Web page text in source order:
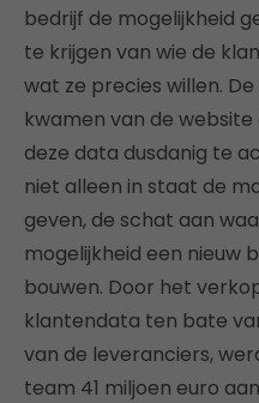
bedrijf de mogelijkheid
te krijgen van wie de
wat ze precies willen.
kwamen van de website
deze data dusdanig te
niet alleen in staat de
geven, de schat aan
mogelijkheid een nieuw
bouwen. Door het
klantendata ten bate
van de leveranciers,
team 41 miljoen euro